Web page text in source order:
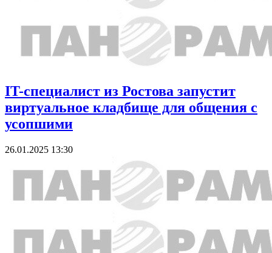
IT-специалист из Ростова запустит
виртуальное кладбище для общения с
усопшими
26.01.2025 13:30